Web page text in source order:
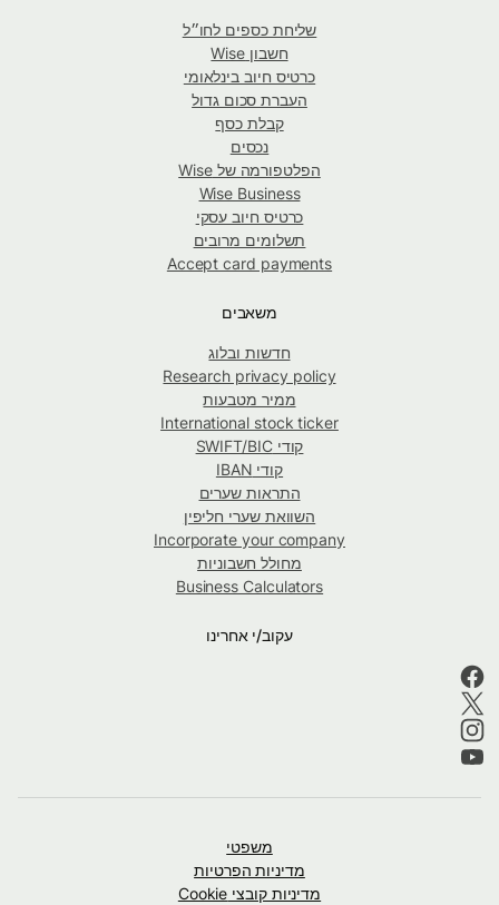
שליחת כספים לחו״ל
חשבון Wise
כרטיס חיוב בינלאומי
העברת סכום גדול
קבלת כסף
נכסים
הפלטפורמה של Wise
Wise Business
כרטיס חיוב עסקי
תשלומים מרובים
Accept card payments
משאבים
חדשות ובלוג
Research privacy policy
ממיר מטבעות
International stock ticker
קודי SWIFT/BIC
קודי IBAN
התראות שערים
השוואת שערי חליפין
Incorporate your company
מחולל חשבוניות
Business Calculators
עקוב/י אחרינו
משפטי
מדיניות הפרטיות
מדיניות קובצי Cookie